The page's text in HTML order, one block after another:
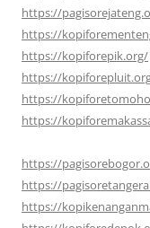
https://
https://
https://kopiforepik.org/
https://
https://
https://
https://
https://
https://